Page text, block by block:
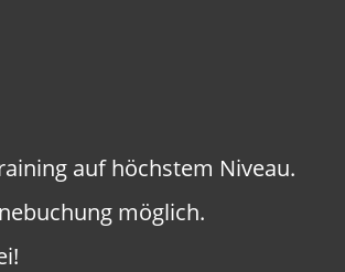
auf höchstem Niveau.
möglich.